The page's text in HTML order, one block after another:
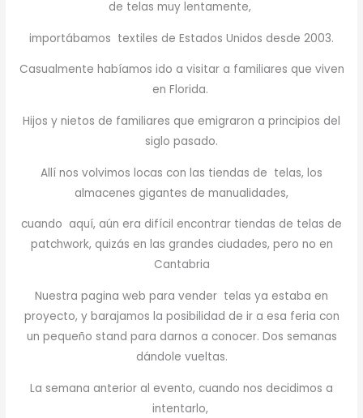
de telas muy lentamente,
importábamos textiles de Estados Unidos desde 2003.
Casualmente habíamos ido a visitar a familiares que viven
en Florida.
Hijos y nietos de familiares que emigraron a principios del
siglo pasado.
Allí nos volvimos locas con las tiendas de telas, los
almacenes gigantes de manualidades,
cuando aquí, aún era difícil encontrar tiendas de telas de
patchwork, quizás en las grandes ciudades, pero no en
Cantabria
Nuestra pagina web para vender telas ya estaba en
proyecto, y barajamos la posibilidad de ir a esa feria con
un pequeño stand para darnos a conocer. Dos semanas
dándole vueltas.
La semana anterior al evento, cuando nos decidimos a
intentarlo,